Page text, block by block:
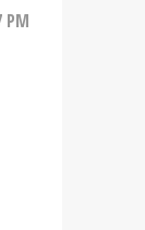
PM